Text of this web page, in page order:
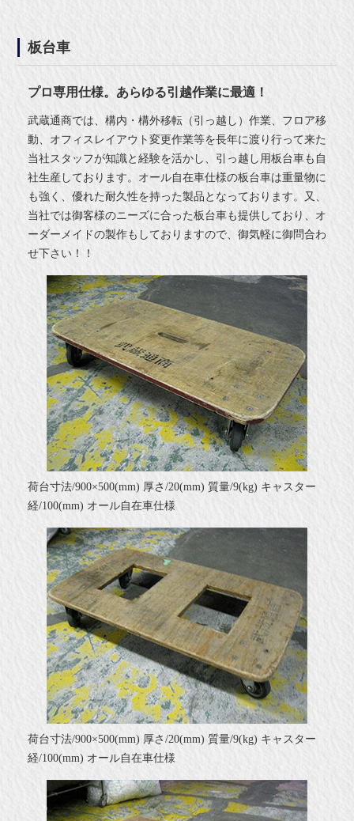
板台車
プロ専用仕様。あらゆる引越作業に最適！
武蔵通商では、構内・構外移転（引っ越し）作業、フロア移
動、オフィスレイアウト変更作業等を長年に渡り行って来た
当社スタッフが知識と経験を活かし、引っ越し用板台車も自
社生産しております。オール自在車仕様の板台車は重量物に
も強く、優れた耐久性を持った製品となっております。又、
当社では御客様のニーズに合った板台車も提供しており、オ
ーダーメイドの製作もしておりますので、御気軽に御問合わ
せ下さい！！
荷台寸法/900×500(mm) 厚さ/20(mm) 質量/9(kg) キャスター
経/100(mm) オール自在車仕様
荷台寸法/900×500(mm) 厚さ/20(mm) 質量/9(kg) キャスター
経/100(mm) オール自在車仕様